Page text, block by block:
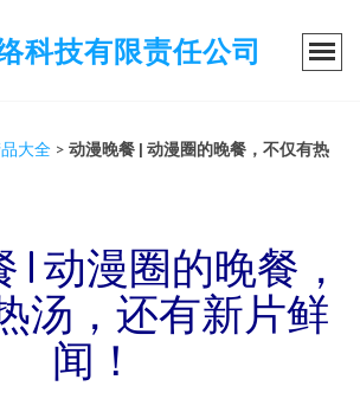
科技有限责任公司
大全 > 动漫晚餐 | 动漫圈的晚餐，不仅有热
| 动漫圈的晚餐，
汤，还有新片鲜
闻！